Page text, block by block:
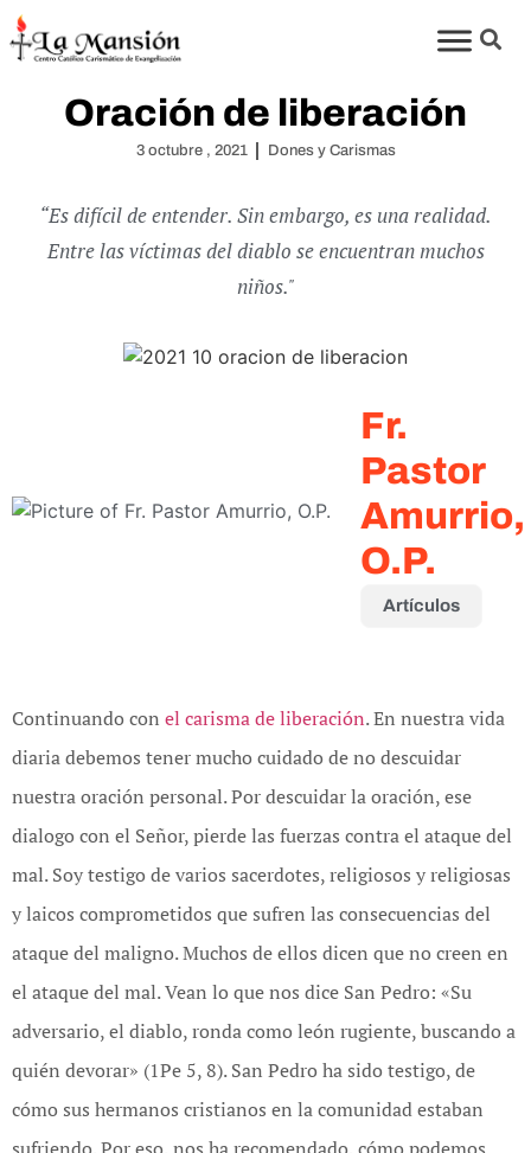
Oración de liberación
3 octubre , 2021 Dones y Carismas
“Es difícil de entender. Sin embargo, es una realidad.
Entre las víctimas del diablo se encuentran muchos
niños."
Continuando con el carisma de liberación. En nuestra vida
diaria debemos tener mucho cuidado de no descuidar
nuestra oración personal. Por descuidar la oración, ese
dialogo con el Señor, pierde las fuerzas contra el ataque del
mal. Soy testigo de varios sacerdotes, religiosos y religiosas
y laicos comprometidos que sufren las consecuencias del
ataque del maligno. Muchos de ellos dicen que no creen en
el ataque del mal. Vean lo que nos dice San Pedro: «Su
adversario, el diablo, ronda como león rugiente, buscando a
quién devorar» (1Pe 5, 8). San Pedro ha sido testigo, de
cómo sus hermanos cristianos en la comunidad estaban
Fr.
Pastor
Amurrio,
O.P.
Artículos